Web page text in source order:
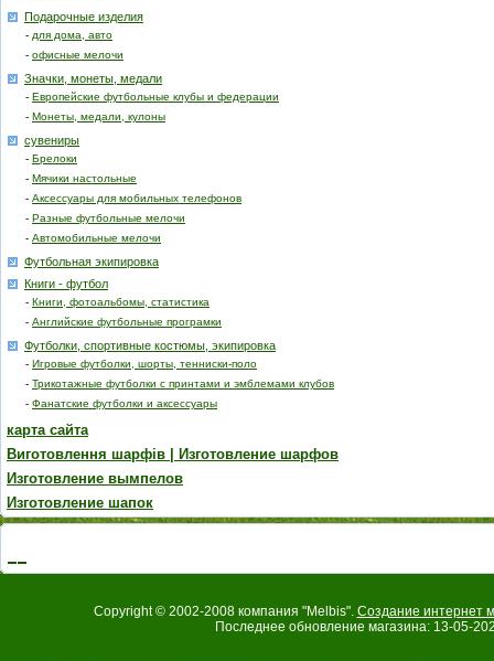
Подарочные изделия
- для дома, авто
- офисные мелочи
Значки, монеты, медали
- Европейские футбольные клубы и федерации
- Монеты, медали, кулоны
сувениры
- Брелоки
- Мячики настольные
- Аксессуары для мобильных телефонов
- Разные футбольные мелочи
- Автомобильные мелочи
Футбольная экипировка
Книги - футбол
- Книги, фотоальбомы, статистика
- Английские футбольные програмки
Футболки, спортивные костюмы, экипировка
- Игровые футболки, шорты, тенниски-поло
- Трикотажные футболки с принтами и эмблемами клубов
- Фанатские футболки и аксессуары
карта сайта
Виготовлення шарфів | Изготовление шарфов
Изготовление вымпелов
Изготовление шапок
Copyright © 2002-2008 компания "Melbis". Создание интернет
Последнее обновление магазина: 13-05-